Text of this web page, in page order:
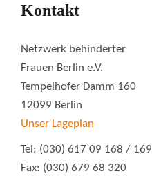
Kontakt
Netzwerk behinderter
Frauen Berlin e.V.
Tempelhofer Damm 160
12099 Berlin
Unser Lageplan
Tel: (030) 617 09 168 / 169
Fax: (030) 679 68 320